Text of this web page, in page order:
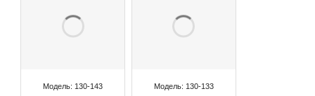
Модель: 130-143 Модель: 130-133